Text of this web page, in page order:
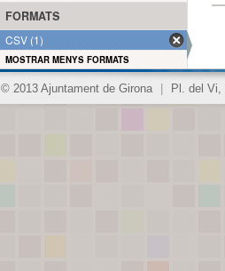
FORMATS
CSV (1)
MOSTRAR MENYS FORMATS
© 2013 Ajuntament de Girona Pl. del Vi,